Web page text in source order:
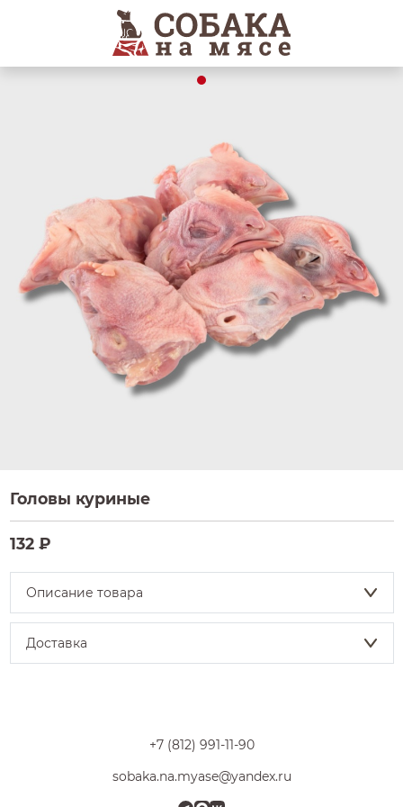
Головы куриные
132 ₽
Описание товара
Доставка
+7 (812) 991-11-90
sobaka.na.myase@yandex.ru